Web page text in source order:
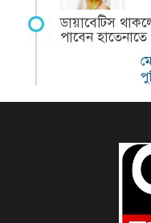
ডায়াবেটিস
পাবেন হাতেনাতে